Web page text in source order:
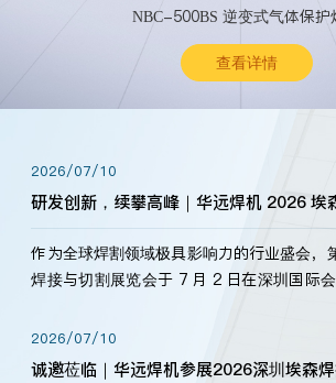
NBC-500BS 逆变式气体保护
查看详情
2026/07/10
研发创新，续攀高峰｜华远焊机 2026 埃
作为全球焊割领域极具影响力的行业盛会，
焊接与切割展览会于 7 月 2 日在深圳国际
标准，持之以恒研发新产品、新技术。新老
海内外客户为目睹公司发布的新产…
2026/07/10
诚邀莅临｜华远焊机参展2026深圳埃森